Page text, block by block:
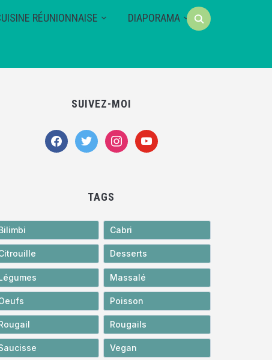
RÉUNIONNAISE DIAPORAMA
SUIVEZ-MOI
facebooktwitter instagramyoutube
TAGS
Cabri
Desserts
Massalé
Poisson
Rougails
Vegan